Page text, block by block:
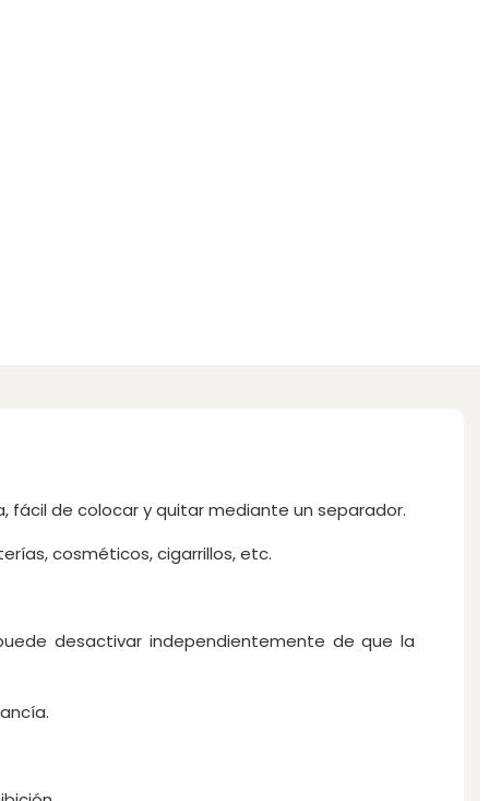
fácil de colocar y quitar mediante un separador.
cosméticos, cigarrillos, etc.
desactivar independientemente de que la